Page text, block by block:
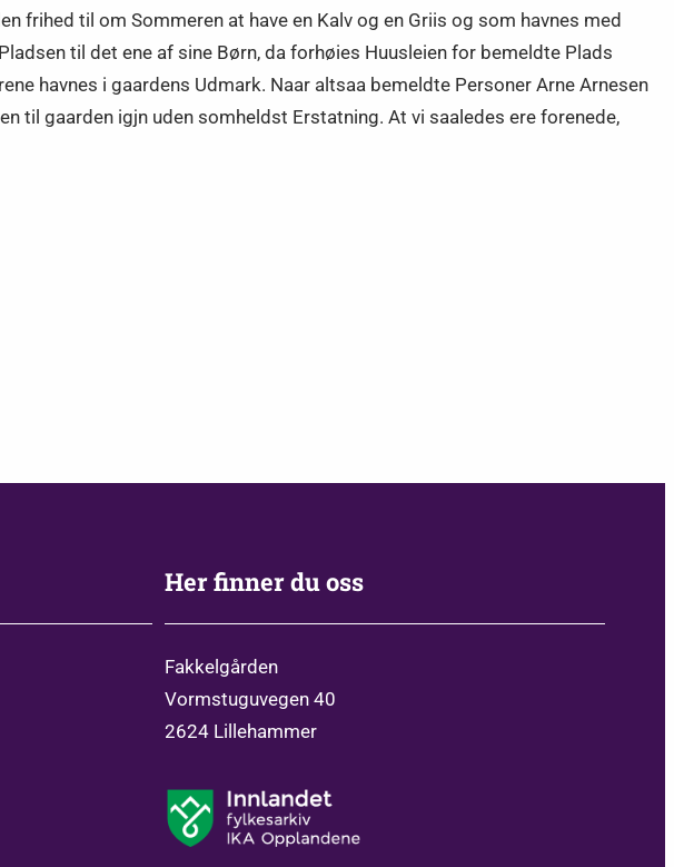
frihed til om Sommeren at have en Kalv og en Griis og som havnes med
til det ene af sine Børn, da forhøies Huusleien for bemeldte Plads
havnes i gaardens Udmark. Naar altsaa bemeldte Personer Arne Arnesen
til gaarden igjn uden somheldst Erstatning. At vi saaledes ere forenede,
Her finner du oss
Fakkelgården
Vormstuguvegen 40
2624 Lillehammer